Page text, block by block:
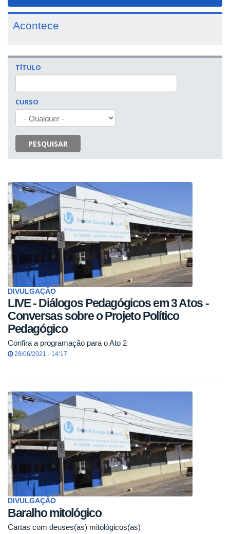
Acontece
TÍTULO
CURSO
PESQUISAR
DIVULGAÇÃO
LIVE - Diálogos Pedagógicos em 3 Atos -
Conversas sobre o Projeto Político
Pedagógico
Confira a programação para o Ato 2
28/06/2021 - 14:17
DIVULGAÇÃO
Baralho mitológico
Cartas com deuses(as) mitológicos(as)